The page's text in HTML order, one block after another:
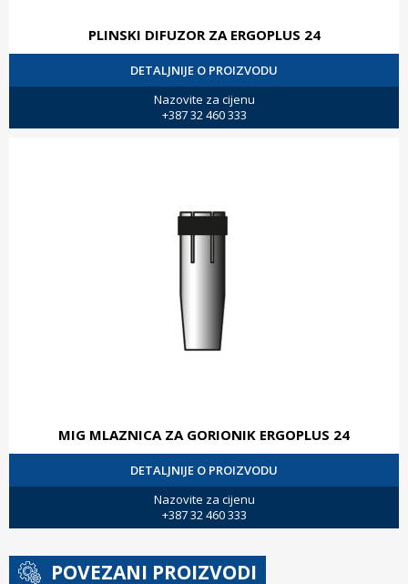
PLINSKI DIFUZOR ZA ERGOPLUS 24
DETALJNIJE O PROIZVODU
Nazovite za cijenu
+387 32 460 333
MIG MLAZNICA ZA GORIONIK ERGOPLUS 24
DETALJNIJE O PROIZVODU
Nazovite za cijenu
+387 32 460 333
POVEZANI PROIZVODI